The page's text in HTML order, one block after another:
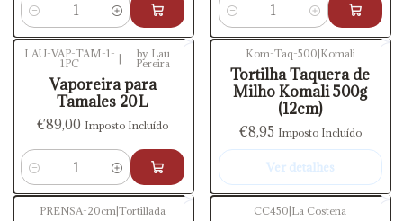
Quantidade Quantidade
LAU-VAP-TAM-1-
1PC
by Lau
Pereira
Vaporeira para
Tamales 20 L
€89,00 Imposto Incluído
Quantidade
Esgotado
Kom-Taq-500 Komali
Tortilha Taquera de
Milho Komali 500g
(12cm)
€8,95 Imposto Incluído
Ver detalhes
PRENSA-20cm |Tortillada CC450 La Costeña